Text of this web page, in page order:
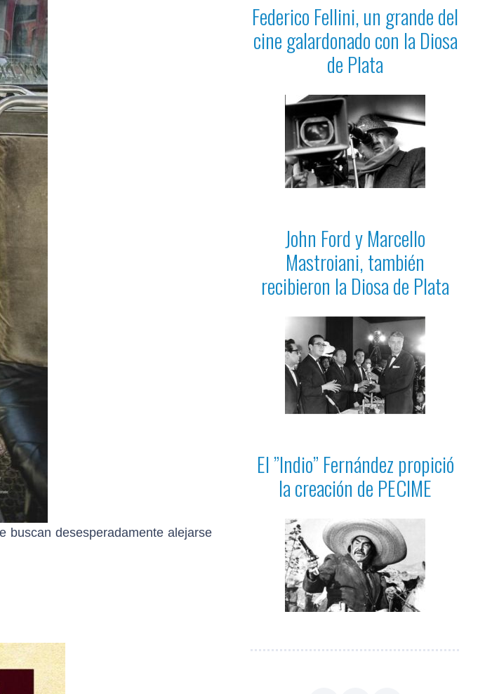
buscan desesperadamente alejarse
Federico Fellini, un grande del
cine galardonado con la Diosa
de Plata
John Ford y Marcello
Mastroiani, también
recibieron la Diosa de Plata
El ”Indio” Fernández propició
la creación de PECIME